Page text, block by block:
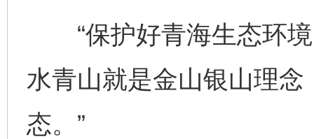
“保护好青海生态环境
水青山就是金山银山理
态。”